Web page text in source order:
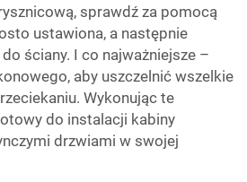
sprawdź za pomocą
ustawiona, a następnie
ściany. I co najważniejsze –
aby uszczelnić wszelkie
Wykonując te
do instalacji kabiny
drzwiami w swojej